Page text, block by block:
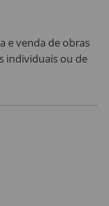
e venda de obras
individuais ou de